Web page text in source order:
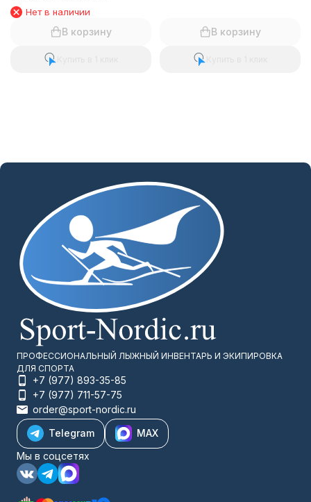
Нет в наличии
В корзину В корзину
ПРОФЕССИОНАЛЬНЫЙ ЛЫЖНЫЙ ИНВЕНТАРЬ И ЭКИПИРОВКА
ДЛЯ СПОРТА
+7 (977) 893-35-85
+7 (977) 711-57-75
order@sport-nordic.ru
Telegram
MAX
Мы в соцсетях